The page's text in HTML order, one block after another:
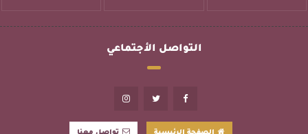
التواصل الأجتماعي